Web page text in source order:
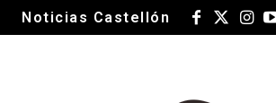
Noticias Castellón